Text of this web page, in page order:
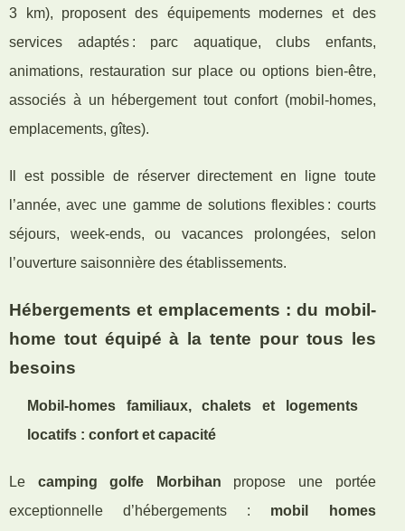
3 km), proposent des équipements modernes et des
services adaptés : parc aquatique, clubs enfants,
animations, restauration sur place ou options bien-être,
associés à un hébergement tout confort (mobil-homes,
emplacements, gîtes).
Il est possible de réserver directement en ligne toute
l’année, avec une gamme de solutions flexibles : courts
séjours, week-ends, ou vacances prolongées, selon
l’ouverture saisonnière des établissements.
Hébergements et emplacements : du mobil-
home tout équipé à la tente pour tous les
besoins
Mobil-homes familiaux, chalets et logements
locatifs : confort et capacité
Le camping golfe Morbihan propose une portée
exceptionnelle d’hébergements : mobil homes